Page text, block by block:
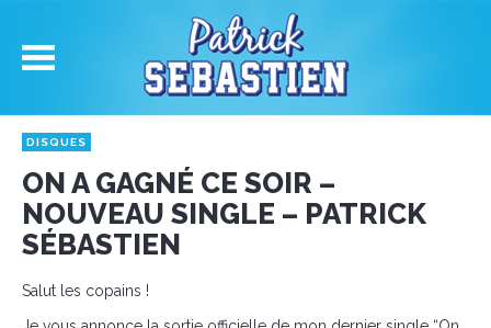
DISQUES
ON A GAGNÉ CE SOIR –
NOUVEAU SINGLE – PATRICK
SÉBASTIEN
Salut les copains !